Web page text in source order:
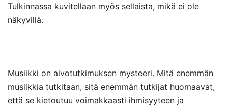
Tulkinnassa kuvitellaan myös sellaista, mikä ei ole
näkyvillä.
Musiikki on aivotutkimuksen mysteeri. Mitä enemmän
musiikkia tutkitaan, sitä enemmän tutkijat huomaavat,
että se kietoutuu voimakkaasti ihmisyyteen ja